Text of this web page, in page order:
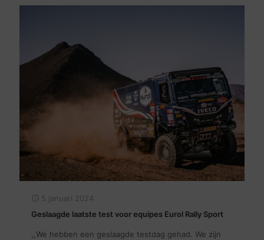
5 januari 2024
Geslaagde laatste test voor equipes Eurol Rally Sport
,,We hebben een geslaagde testdag gehad. We zijn